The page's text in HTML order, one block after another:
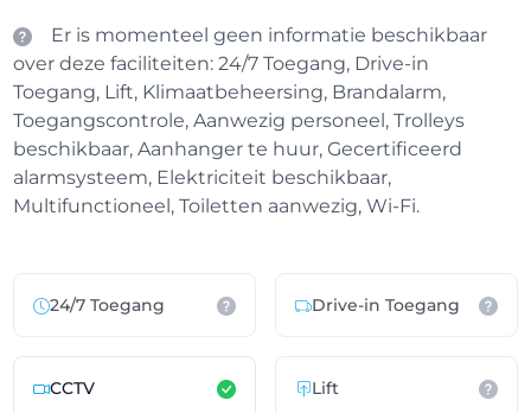
Er is momenteel geen informatie beschikbaar
over deze faciliteiten: 24/7 Toegang, Drive-in
Toegang, Lift, Klimaatbeheersing, Brandalarm,
Toegangscontrole, Aanwezig personeel, Trolleys
beschikbaar, Aanhanger te huur, Gecertificeerd
alarmsysteem, Elektriciteit beschikbaar,
Multifunctioneel, Toiletten aanwezig, Wi-Fi.
24/7 Toegang Drive-in Toegang
CCTV Lift